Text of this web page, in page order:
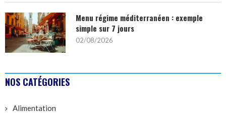
Menu régime méditerranéen : exemple
simple sur 7 jours
02/08/2026
NOS CATÉGORIES
Alimentation